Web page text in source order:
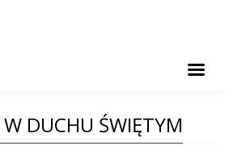
DUCHU ŚWIĘTYM